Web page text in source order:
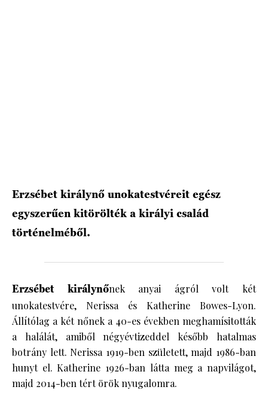
Erzsébet királynő unokatestvéreit egész
egyszerűen kitörölték a királyi család
történelméből.
Erzsébet királynőnek anyai ágról volt két
unokatestvére, Nerissa és Katherine Bowes-Lyon.
Állítólag a két nőnek a 40-es években meghamísitották
a halálát, amiből négyévtizeddel később hatalmas
botrány lett. Nerissa 1919-ben született, majd 1986-ban
hunyt el. Katherine 1926-ban látta meg a napvilágot,
majd 2014-ben tért örök nyugalomra.